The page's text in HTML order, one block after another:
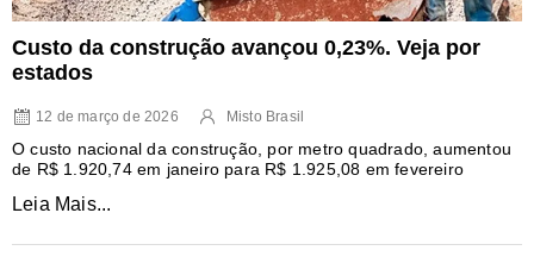
Custo da construção avançou 0,23%. Veja por
estados
12 de março de 2026 Misto Brasil
O custo nacional da construção, por metro quadrado, aumentou
de R$ 1.920,74 em janeiro para R$ 1.925,08 em fevereiro
Leia Mais...